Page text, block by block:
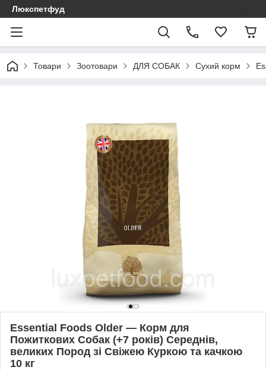
Люкспетфуд
Товари Зоотовари ДЛЯ СОБАК Сухий корм
Essential Foods Older — Корм для
Пожиткових Собак (+7 років) Середнів,
великих Пород зі Свіжею Куркою та качкою
10 кг